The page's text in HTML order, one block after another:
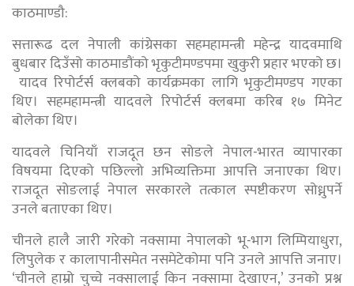
काठमाण्डौ:
सत्तारूढ दल नेपाली कांग्रेसका सहमहामन्त्री महेन्द्र यादवमाथि
बुधबार दिउँसो काठमाडौंको भृकुटीमण्डपमा खुकुरी प्रहार भएको छ।
यादव रिपोर्टर्स क्लबको कार्यक्रमका लागि भृकुटीमण्डप गएका
थिए। सहमहामन्त्री यादवले रिपोर्टर्स क्लबमा करिब १७ मिनेट
बोलेका थिए।
यादवले चिनियाँ राजदूत छन सोङले नेपाल-भारत व्यापारका
विषयमा दिएको पछिल्लो अभिव्यक्तिमा आपत्ति जनाएका थिए।
राजदूत सोङलाई नेपाल सरकारले तत्काल स्पष्टीकरण सोध्नुपर्ने
उनले बताएका थिए।
चीनले हालै जारी गरेको नक्सामा नेपालको भू-भाग लिम्पियाधुरा,
लिपुलेक र कालापानीसमेत नसमेटेकोमा पनि उनले आपत्ति जनाए।
‘चीनले हाम्रो चुच्चे नक्सालाई किन नक्सामा देखाएन,’ उनको प्रश्न